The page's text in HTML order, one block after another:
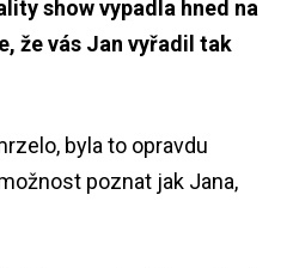
show vypadla hned na
že vás Jan vyřadil tak
byla to opravdu
poznat jak Jana,